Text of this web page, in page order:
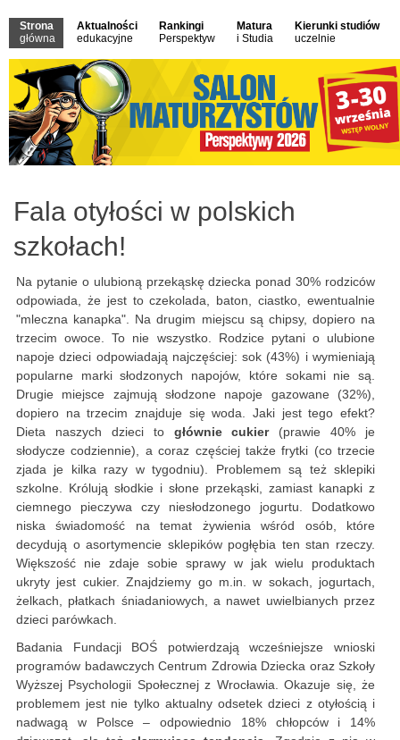
Strona
główna
Aktualności
edukacyjne
Rankingi
Perspektyw
Matura
i Studia
Kierunki studiów
uczelnie
Fala otyłości w polskich
szkołach!
Na pytanie o ulubioną przekąskę dziecka ponad 30% rodziców
odpowiada, że jest to czekolada, baton, ciastko, ewentualnie
"mleczna kanapka". Na drugim miejscu są chipsy, dopiero na
trzecim owoce. To nie wszystko. Rodzice pytani o ulubione
napoje dzieci odpowiadają najczęściej: sok (43%) i wymieniają
popularne marki słodzonych napojów, które sokami nie są.
Drugie miejsce zajmują słodzone napoje gazowane (32%),
dopiero na trzecim znajduje się woda. Jaki jest tego efekt?
Dieta naszych dzieci to głównie cukier(prawie 40% je
słodycze codziennie), a coraz częściej także frytki (co trzecie
zjada je kilka razy w tygodniu). Problemem są też sklepiki
szkolne. Królują słodkie i słone przekąski, zamiast kanapki z
ciemnego pieczywa czy niesłodzonego jogurtu. Dodatkowo
niska świadomość na temat żywienia wśród osób, które
decydują o asortymencie sklepików pogłębia ten stan rzeczy.
Większość nie zdaje sobie sprawy w jak wielu produktach
ukryty jest cukier. Znajdziemy go m.in. w sokach, jogurtach,
żelkach, płatkach śniadaniowych, a nawet uwielbianych przez
dzieci parówkach.
Badania Fundacji BOŚ potwierdzają wcześniejsze wnioski
programów badawczych Centrum Zdrowia Dziecka oraz Szkoły
Wyższej Psychologii Społecznej z Wrocławia. Okazuje się, że
problemem jest nie tylko aktualny odsetek dzieci z otyłością i
nadwagą w Polsce – odpowiednio 18% chłopców i 14%